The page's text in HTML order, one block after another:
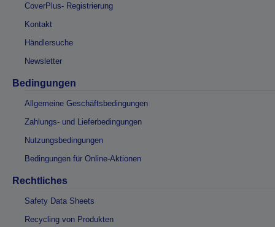
CoverPlus- Registrierung
Kontakt
Händlersuche
Newsletter
Bedingungen
Allgemeine Geschäftsbedingungen
Zahlungs- und Lieferbedingungen
Nutzungsbedingungen
Bedingungen für Online-Aktionen
Rechtliches
Safety Data Sheets
Recycling von Produkten